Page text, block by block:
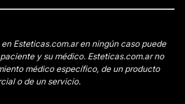
Esteticas.com.ar en ningún caso puede
y su médico. Esteticas.com.ar no
médico específico, de un producto
o de un servicio.